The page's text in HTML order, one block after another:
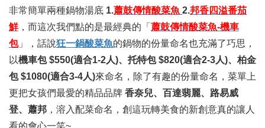
非常簡單兩種鍋物湯底 1.蕭鼓傳情酸菜魚 2.邦香四溢番茄
鮮，而這次我們點的是最經典的「 蕭鼓傳情酸菜魚-機車
包」，話說狂一鍋酸菜魚的鍋物的份量命名也充滿了巧思，
以機車包 $550(適合1-2人)、托特包 $820(適合2-3人)、柏金
包 $1080(適合3-4人)來命名，除了有趣的份量命名，菜單上
更把女孩們最愛的精品品牌 香奈兒、百達翡麗、路易威
登、蕭邦 ，溶入配菜命名，創這玩轉美食的新創意真的讓人
看的會心一笑~